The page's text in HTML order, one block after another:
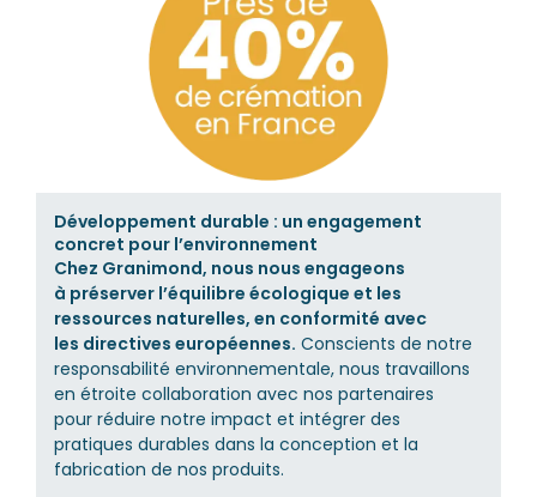
Développement durable : un engagement
concret pour l’environnement
Chez Granimond, nous nous engageons
à préserver l’équilibre écologique et les
ressources naturelles, en conformité avec
les directives européennes. Conscients de notre
responsabilité environnementale, nous travaillons
en étroite collaboration avec nos partenaires
pour réduire notre impact et intégrer des
pratiques durables dans la conception et la
fabrication de nos produits.